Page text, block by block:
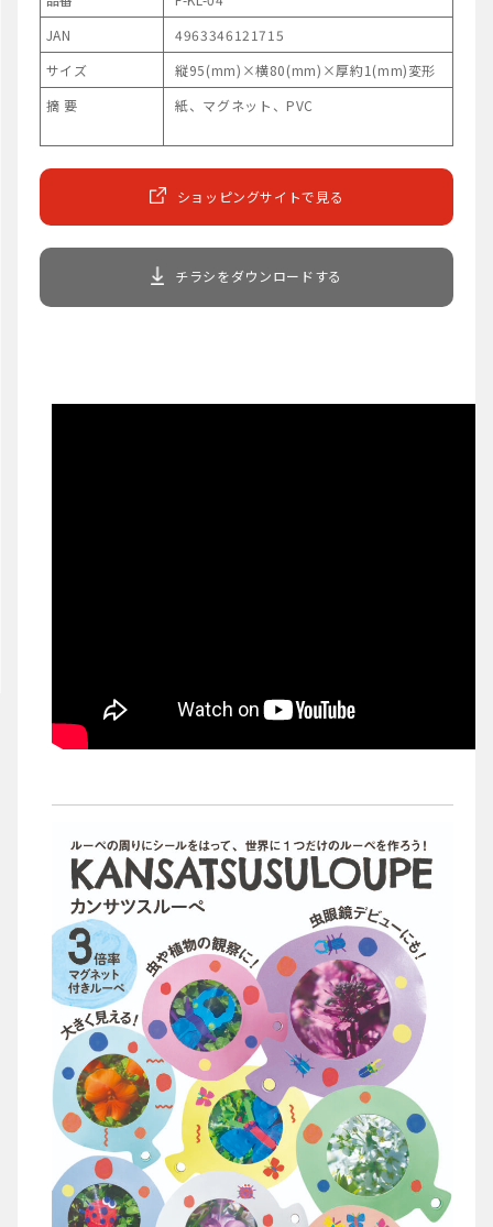
JAN
4963346121715
サイズ
縦95(mm)×横80(mm)×厚約1(mm)変形
摘 要
紙、マグネット、PVC
ショッピングサイトで見る
チラシをダウンロードする